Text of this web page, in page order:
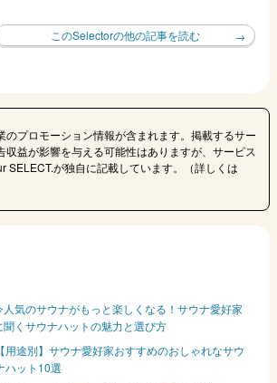
このSelectorの他の記事を読む
のプロモーション情報が含まれます。掲載するサー
収益が影響を与える可能性はありますが、サービス
SELECT.が独自に記載しています。（詳しくは
人気のサウナがもっと楽しくなる！サウナ愛好家
聞くサウナハットの魅力と選び方
【用途別】サウナ愛好家おすすめのおしゃれなサウ
ハット10選